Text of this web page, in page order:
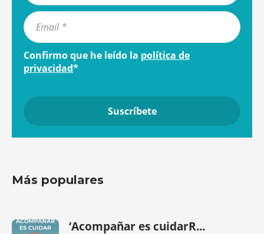
Confirmo que he leído la política de
privacidad*
Más populares
‘Acompañar es cuidarR...